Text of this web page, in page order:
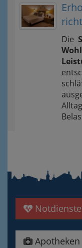
Die
Notdienste
Apotheken